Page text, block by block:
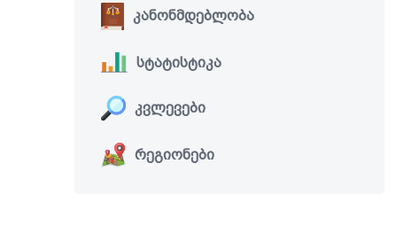
კანონმდებლობა
სტატისტიკა
კვლევები
რეგიონები